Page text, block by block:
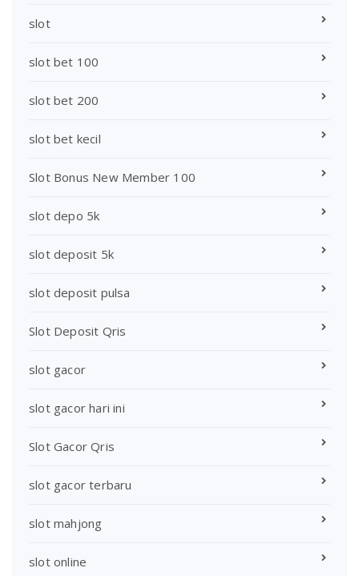
slot
slot bet 100
slot bet 200
slot bet kecil
Slot Bonus New Member 100
slot depo 5k
slot deposit 5k
slot deposit pulsa
Slot Deposit Qris
slot gacor
slot gacor hari ini
Slot Gacor Qris
slot gacor terbaru
slot mahjong
slot online